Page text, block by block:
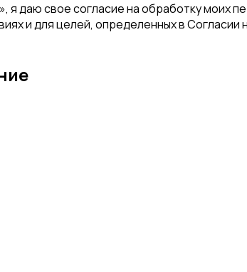
я даю свое согласие на обработку моих
и для целей, определенных в